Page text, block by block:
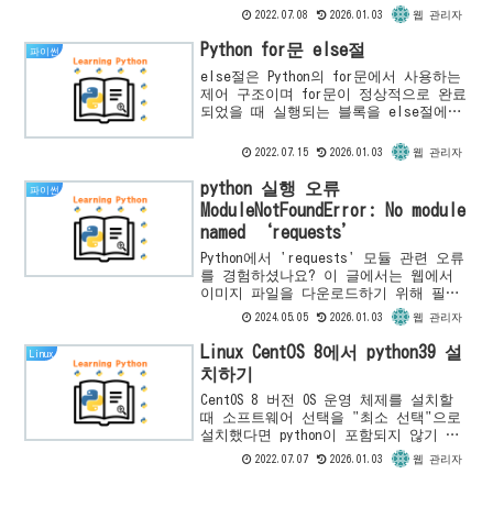
는 서비스입니다.무료로 사용할 수 있
고, 번거로운 환경 설정 없이 언제든지
간단한 ...
2022.07.08 2026.01.03 웹 관리자
파이썬 Python for문 else절
else절은 Python의 for문에서 사용하는
제어 구조이며 for문이 정상적으로 완료
되었을 때 실행되는 블록을 else절에
중단되지 않고 정상적으로 모든 반복 실
2022.07.15 2026.01.03 웹 관리자
파이썬
python 실행 오류
ModuleNotFoundError: No module
named ‘requests’
Python에서 'requests' 모듈 관련 오류
를 경험하셨나요? 이 글에서는 웹에서
이미지 파일을 다운로드하기 위해 필요
한 'requests' 모듈이 설치되지 않아
발생하는 오류와 그 해결 방법을 안내합
니다. 모듈 설치부터 오류 해결까지의
과정을 단계별로 설명합니다.
2024.05.05 2026.01.03 웹 관리자
Linux
Linux CentOS 8에서 python39 설
치하기
CentOS 8 버전 OS 운영 체제를 설치할
때 소프트웨어 선택을 "최소 선택"으로
설치했다면 python이 포함되지 않기 때
문에 별도의 설치 없이는 사용할 수 없
습니다. 이 글에서는 Linux 계열 OS에
2022.07.07 2026.01.03 웹 관리자